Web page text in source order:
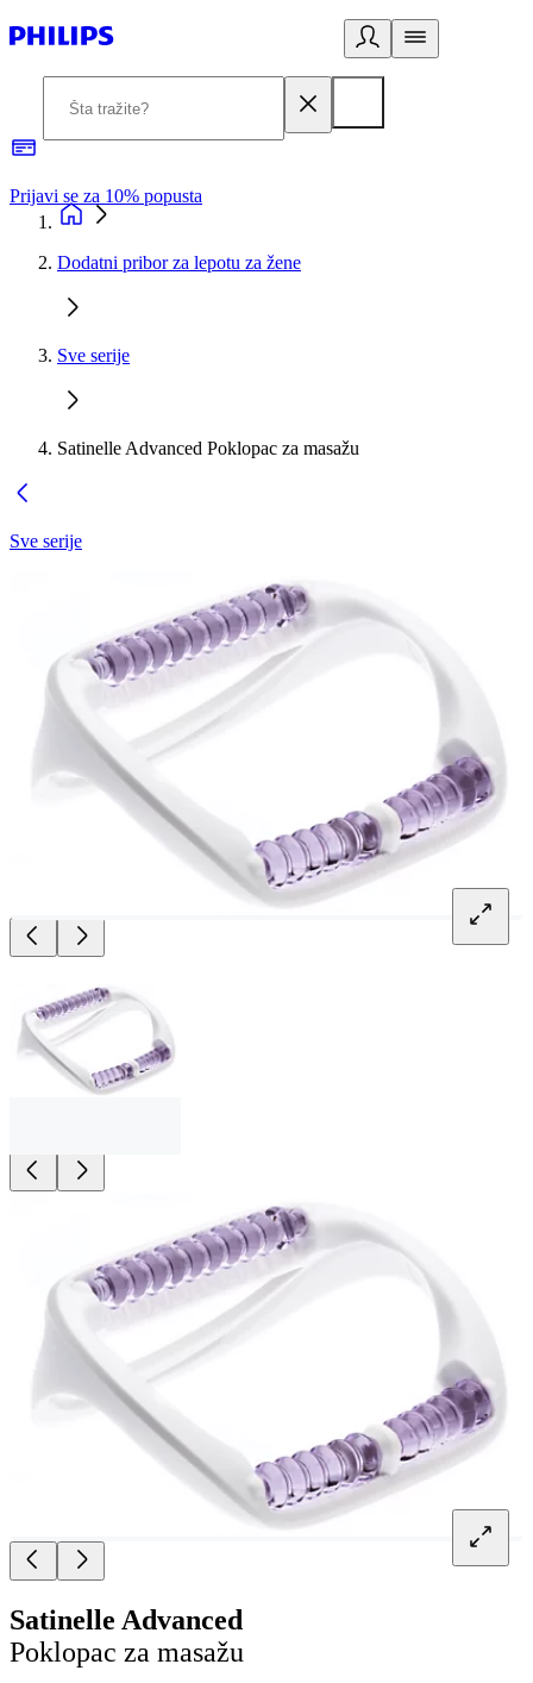
Prijavi se za 10% popusta
Dodatni pribor za lepotu za žene
Sve serije
Satinelle Advanced Poklopac za masažu
Sve serije
Satinelle Advanced
Poklopac za masažu